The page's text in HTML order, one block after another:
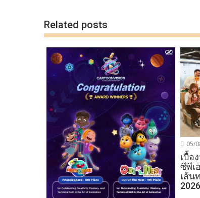
Related posts
05/
เบื้อ
ซีพีเ
เส้น